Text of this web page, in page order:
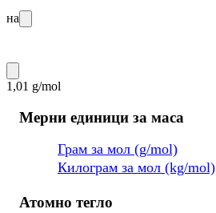
на
1,01 g/mol
Мерни единици за маса
Грам за мол (g/mol)
Килограм за мол (kg/mol)
Атомно тегло